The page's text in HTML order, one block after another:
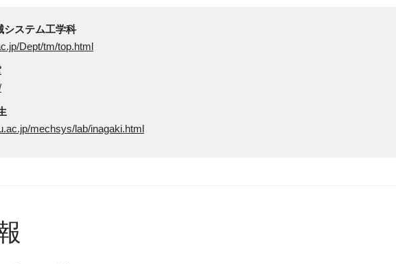
システム工学科
Dept/tm/top.html
mechsys/lab/inagaki.html